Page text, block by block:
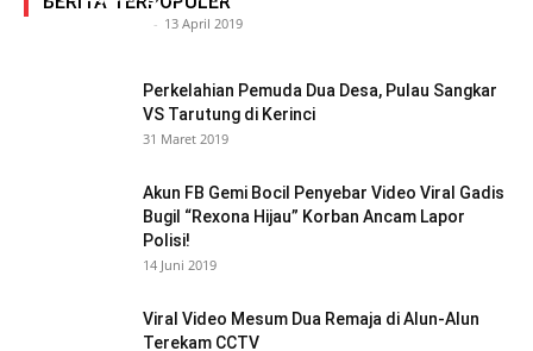
- 13 April 2019
Perkelahian Pemuda Dua Desa, Pulau Sangkar
VS Tarutung di Kerinci
31 Maret 2019
Akun FB Gemi Bocil Penyebar Video Viral Gadis
Bugil “Rexona Hijau” Korban Ancam Lapor
Polisi!
14 Juni 2019
Viral Video Mesum Dua Remaja di Alun-Alun
Terekam CCTV